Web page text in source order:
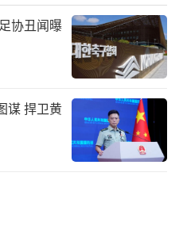
协丑闻曝
谋 捍卫黄